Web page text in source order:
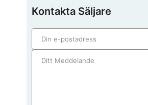
Kontakta Säljare